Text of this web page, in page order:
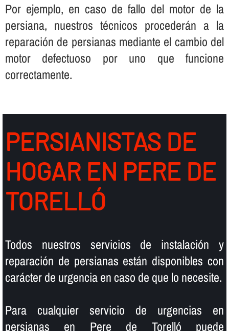
Por ejemplo, en caso de fallo del motor de la
persiana, nuestros técnicos procederán a la
reparación de persianas mediante el cambio del
motor defectuoso por uno que funcione
correctamente.
PERSIANISTAS DE
HOGAR EN PERE DE
TORELLÓ
Todos nuestros servicios de instalación y
reparación de persianas están disponibles con
carácter de urgencia en caso de que lo necesite.
Para cualquier servicio de urgencias en
persianas en Pere de Torelló puede